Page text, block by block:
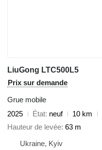
LiuGong LTC500L5
Prix sur demande
Grue mobile
2025
État neuf 10 km
Hauteur de levée 63 m
Ukraine, Kyiv